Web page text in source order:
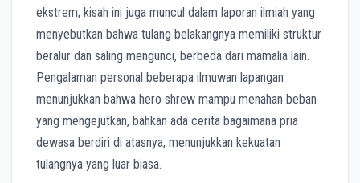
ekstrem; kisah ini juga muncul dalam laporan ilmiah yang
menyebutkan bahwa tulang belakangnya memiliki struktur
beralur dan saling mengunci, berbeda dari mamalia lain.
Pengalaman personal beberapa ilmuwan lapangan
menunjukkan bahwa hero shrew mampu menahan beban
yang mengejutkan, bahkan ada cerita bagaimana pria
dewasa berdiri di atasnya, menunjukkan kekuatan
tulangnya yang luar biasa.